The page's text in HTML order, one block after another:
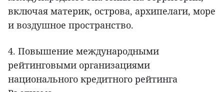
включая материк, острова, архипелаги, море
и воздушное пространство.
4. Повышение международными
рейтинговыми организациями
национального кредитного рейтинга